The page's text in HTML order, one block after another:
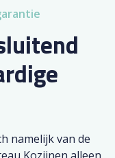
namelijk van de